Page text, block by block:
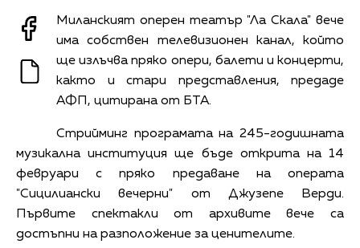
Миланският оперен театър "Ла Скала" вече
има собствен телевизионен канал, който
ще излъчва пряко опери, балети и концерти,
както и стари представления, предаде
АФП, цитирана от БТА.
Стрийминг програмата на 245-годишната
музикална институция ще бъде открита на 14
февруари с пряко предаване на операта
"Сицилиански вечерни" от Джузепе Верди.
Първите спектакли от архивите вече са
достъпни на разположение за ценителите.